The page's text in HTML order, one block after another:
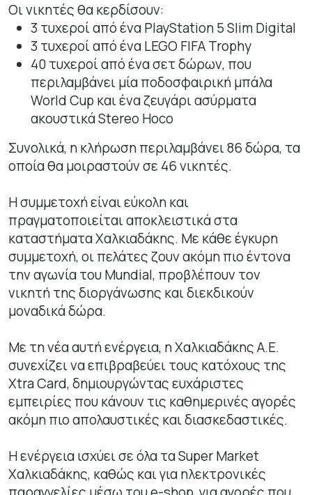
Οι νικητές θα κερδίσουν:
3 τυχεροί από ένα PlayStation 5 Slim Digital
3 τυχεροί από ένα LEGO FIFA Trophy
40 τυχεροί από ένα σετ δώρων, που
περιλαμβάνει μία ποδοσφαιρική μπάλα
World Cup και ένα ζευγάρι ασύρματα
ακουστικά Stereo Hoco
Συνολικά, η κλήρωση περιλαμβάνει 86 δώρα, τα
οποία θα μοιραστούν σε 46 νικητές.
Η συμμετοχή είναι εύκολη και
πραγματοποιείται αποκλειστικά στα
καταστήματα Χαλκιαδάκης. Με κάθε έγκυρη
συμμετοχή, οι πελάτες ζουν ακόμη πιο έντονα
την αγωνία του Mundial, προβλέπουν τον
νικητή της διοργάνωσης και διεκδικούν
μοναδικά δώρα.
Με τη νέα αυτή ενέργεια, η Χαλκιαδάκης Α.Ε.
συνεχίζει να επιβραβεύει τους κατόχους της
Xtra Card, δημιουργώντας ευχάριστες
εμπειρίες που κάνουν τις καθημερινές αγορές
ακόμη πιο απολαυστικές και διασκεδαστικές.
Η ενέργεια ισχύει σε όλα τα Super Market
Χαλκιαδάκης, καθώς και για ηλεκτρονικές